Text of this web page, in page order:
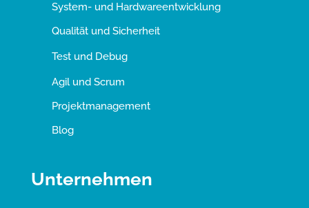
System- und Hardwareentwicklung
Qualität und Sicherheit
Test und Debug
Agil und Scrum
Projektmanagement
Blog
Unternehmen